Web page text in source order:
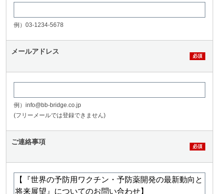
例）03-1234-5678
メールアドレス
例）info@bb-bridge.co.jp
(フリーメールでは登録できません)
ご連絡事項